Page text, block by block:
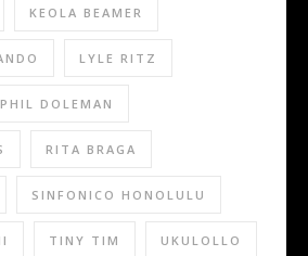
KEOLA BEAMER
LYLE RITZ
PHIL DOLEMAN
RITA BRAGA
SINFONICO HONOLULU
TINY TIM UKULOLLO